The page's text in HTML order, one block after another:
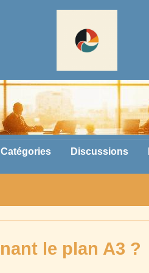
Catégories Discussions
le plan A3 ?